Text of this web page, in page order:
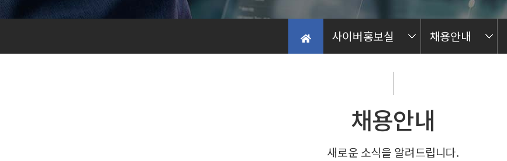
사이버홍보실 채용안내
채용안내
새로운 소식을 알려드립니다.